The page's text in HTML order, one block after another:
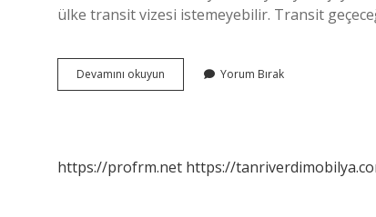
ülke transit vizesi istemeyebilir. Transit
Devamını okuyun Uçuşlarda
Aktarma
Yorum Bırak
https://profrm.net https://